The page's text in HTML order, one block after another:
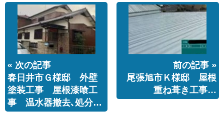
« 次の記事
春日井市Ｇ様邸 外壁
塗装工事 屋根漆喰工
事 温水器撤去､処分…
前の記事 »
尾張旭市Ｋ様邸 屋根
重ね葺き工事…